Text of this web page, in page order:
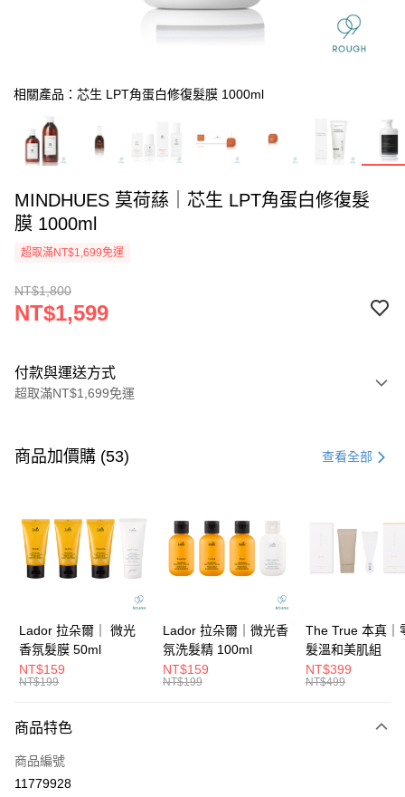
相關產品：芯生 LPT角蛋白修復髮膜 1000ml
MINDHUES 莫荷蕬｜芯生 LPT角蛋白修復髮
膜 1000ml
超取滿NT$1,699免運
NT$1,800
NT$1,599
付款與運送方式
超取滿NT$1,699免運
信用卡一次付款
3 期 0 利率 每期NT$533
合作金庫商業銀行
第一商業銀行
華南商業銀行
彰化商業銀行
兆豐國際商業銀行
臺灣中小企業銀行
台中商業銀行
匯豐（台灣）商業銀行
華泰商業銀行
聯邦商業銀行
元大商業銀行
台灣樂天信用卡公司
6 期 0 利率 每期 NT$266 21家銀行
合作金庫商業銀行
第一商業銀行
台北富邦商業銀行
國泰世華商業銀行
兆豐國際商業銀行
臺灣中小企業銀行
台中商業銀行
匯豐（台灣）商業銀行
聯邦商業銀行
玉山商業銀行
台灣樂天信用卡公司
超商取貨付款
Apple Pay
街口支付
相關說明
【大哥付你分期使用說明】
商品加價購 (53) 查看全部
Lador 拉朵爾｜ 微光
香氛髮膜 50ml
NT$159
NT$199
Lador 拉朵爾｜微光香
氛洗髮精 100ml
NT$159
NT$199
The True 本真｜
髮溫和美肌組
NT$399
NT$499
商品特色
商品編號
11779928